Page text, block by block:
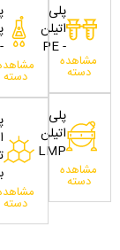
پلی
اتیلن
- PE
مشاهده
دسته
پلی
اتیلن
LMP
مشاهده
دسته
- PP
دسته
دسته